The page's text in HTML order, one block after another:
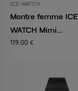
ICE-WATCH
Montre femme ICE
WATCH Mimi...
119,00 €